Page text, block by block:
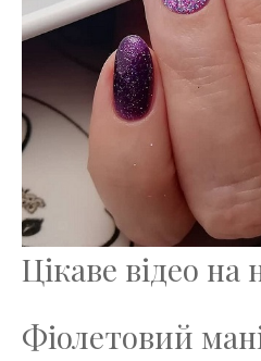
Цікаве відео
Фіолетовий